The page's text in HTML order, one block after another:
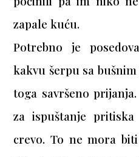
zapale kuću.
Potrebno je
kakvu šerpu sa
toga savršeno
za ispuštanje
crevo. To ne mora